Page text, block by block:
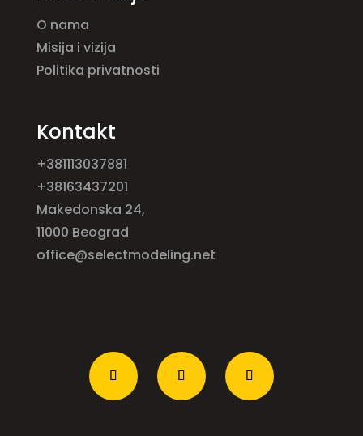
O nama
Misija i vizija
Politika privatnosti
Kontakt
+381113037881
+38163437201
Makedonska 24,
11000 Beograd
office@selectmodeling.net